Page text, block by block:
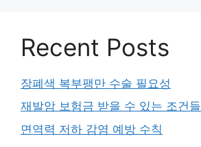
Recent Posts
장폐색 복부팽만 수술 필요성
재발암 보험금 받을 수 있는 조건들
면역력 저하 감염 예방 수칙